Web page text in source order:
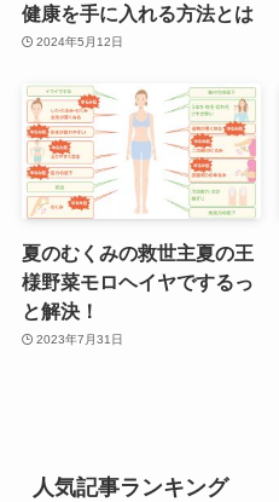
健康を手に入れる方法とは
2024年5月12日
夏のむくみの救世主夏の王
様野菜モロヘイヤでするっ
と解決！
2023年7月31日
人気記事ランキング